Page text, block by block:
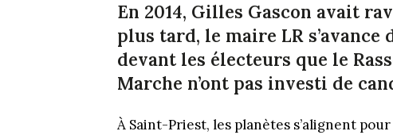
En 2014, Gilles Gascon avait
plus tard, le maire LR s’avance
devant les électeurs que le
Marche n’ont pas investi de
À Saint-Priest, les planètes s’alignent